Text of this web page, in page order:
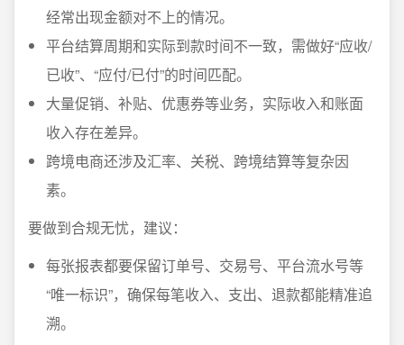
经常出现金额对不上的情况。
平台结算周期和实际到款时间不一致，需做好“应收/
已收”、“应付/已付”的时间匹配。
大量促销、补贴、优惠券等业务，实际收入和账面
收入存在差异。
跨境电商还涉及汇率、关税、跨境结算等复杂因
素。
要做到合规无忧，建议：
每张报表都要保留订单号、交易号、平台流水号等
“唯一标识”，确保每笔收入、支出、退款都能精准追
溯。